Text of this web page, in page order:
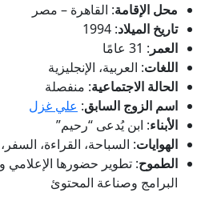
محل الإقامة: القاهرة – مصر
تاريخ الميلاد: 1994
العمر : 31 عامًا
اللغات: العربية، الإنجليزية
الحالة الاجتماعية: منفصلة
اسم الزوج السابق: علي غزل
الأبناء: ابن يُدعى “رحيم”
الهوايات: السباحة، القراءة،
الطموح: تطوير حضورها الإعلامي
البرامج وصناعة المحتوئ